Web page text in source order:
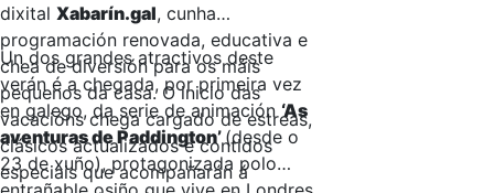
dixital Xabarín.gal, cunha
programación renovada, educativa e
chea de diversión para os máis
pequenos da casa. O inicio das
vacacións chega cargado de estreas,
clásicos actualizados e contidos
especiais que acompañarán á
Un dos grandes atractivos deste
verán é a chegada, por primeira vez
en galego, da serie de animación ‘As
aventuras de Paddington’ (desde o
23 de xuño), protagonizada polo